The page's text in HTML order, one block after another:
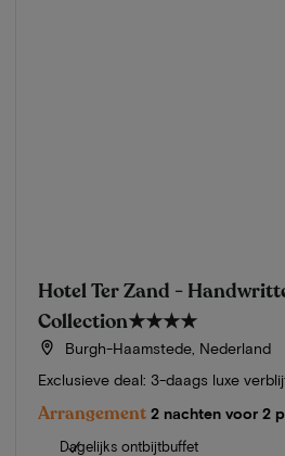
Hotel Ter Zand -
Collection★★★★
Burgh-Haamstede, Nederland
Exclusieve deal: 3-daags luxe
Arrangement 2 nachten voor 2
Dagelijks ontbijtbuffet